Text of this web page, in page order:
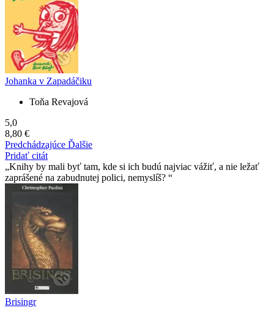
Johanka v Zapadáčiku
Toňa Revajová
5,0
8,80 €
Predchádzajúce Ďalšie
Pridať citát
Knihy by mali byť tam, kde si ich budú najviac vážiť, a nie ležať
zaprášené na zabudnutej polici, nemyslíš?
Brisingr